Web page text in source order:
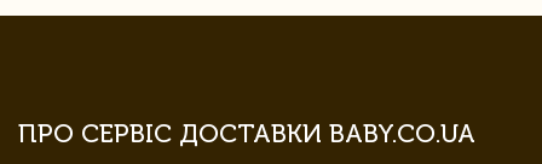
ПРО СЕРВІС ДОСТАВКИ BABY.CO.UA